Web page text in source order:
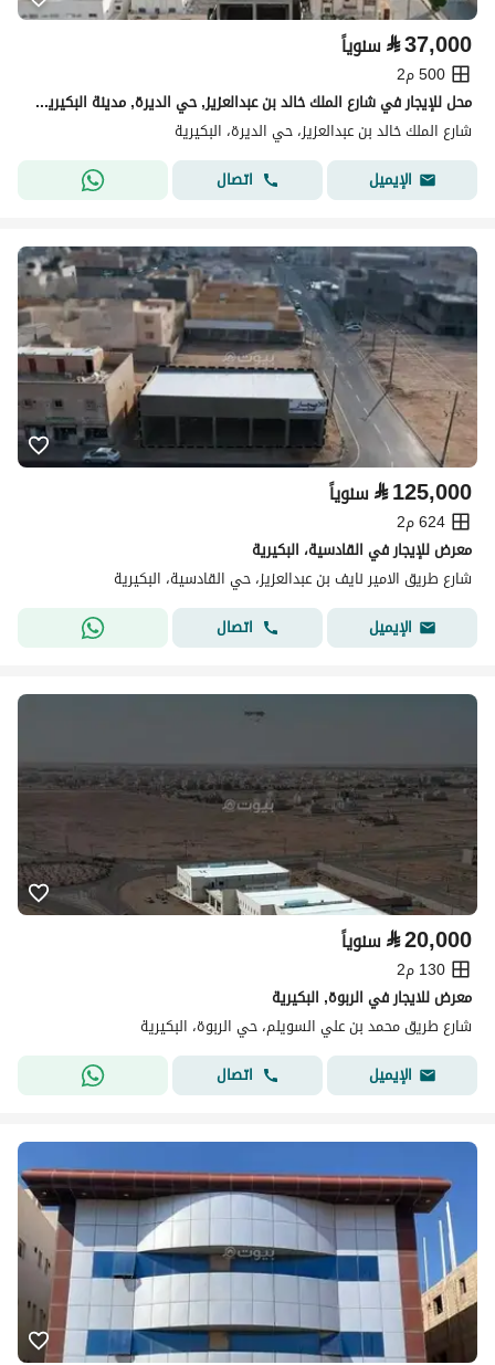
⃁37,000 سنوياً
500 م2
محل للإيجار في شارع الملك خالد بن عبدالعزيز, حي الديرة, مدينة البكيريه, منطقة القصيم
شارع الملك خالد بن عبدالعزيز، حي الديرة، البكيرية
الإيميل
اتصال
⃁125,000 سنوياً
624 م2
معرض للإيجار في القادسية، البكيرية
شارع طريق الامير نايف بن عبدالعزيز، حي القادسية، البكيرية
الإيميل
اتصال
⃁20,000 سنوياً
130 م2
معرض للايجار في الربوة, البكيرية
شارع طريق محمد بن علي السويلم، حي الربوة، البكيرية
الإيميل
اتصال